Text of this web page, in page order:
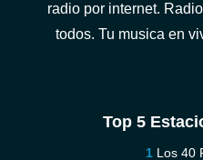
radio por internet.
todos. Tu musica en
Top 5
Los 40